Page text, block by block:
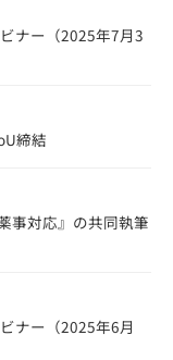
ナー（2025年7月3
締結
事対応』の共同執筆
ナー（2025年6月